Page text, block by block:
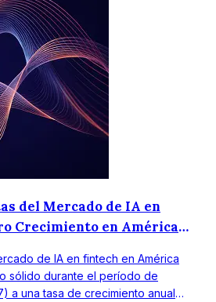
del Mercado de IA en
Crecimiento en América
de IA en fintech en América
sólido durante el período de
a una tasa de crecimiento anual